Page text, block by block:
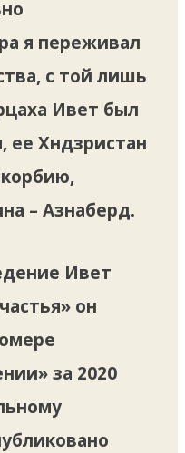
я переживал
с той лишь
Ивет был
Хндзристан
– Азнаберд.
Ивет
он
за 2020